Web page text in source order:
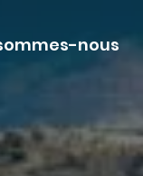
nous